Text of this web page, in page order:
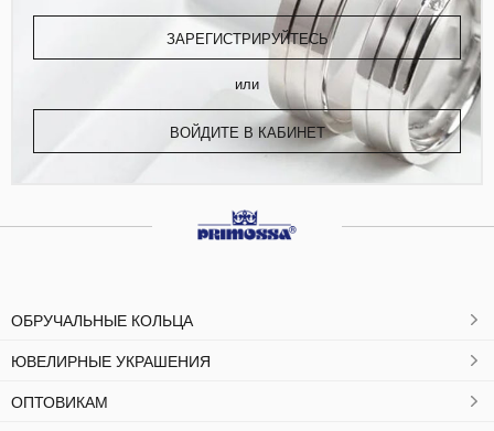
ЗАРЕГИСТРИРУЙТЕСЬ
или
ВОЙДИТЕ В КАБИНЕТ
ОБРУЧАЛЬНЫЕ КОЛЬЦА
ЮВЕЛИРНЫЕ УКРАШЕНИЯ
ОПТОВИКАМ